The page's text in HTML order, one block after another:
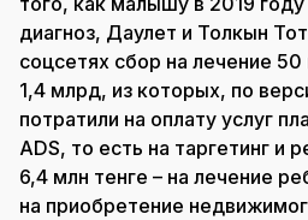
диагноз, Даулет и Толкын
соцсетях сбор на лечение
1,4 млрд, из которых, по
потратили на оплату услуг
ADS, то есть на таргетинг и
6,4 млн тенге – на лечение
на приобретение